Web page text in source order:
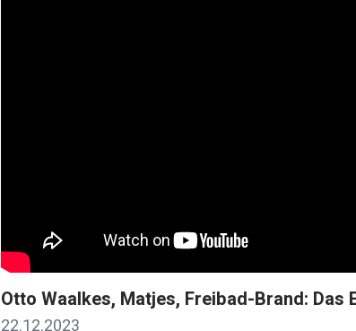
Otto Waalkes, Matjes, Freibad-Brand: Das